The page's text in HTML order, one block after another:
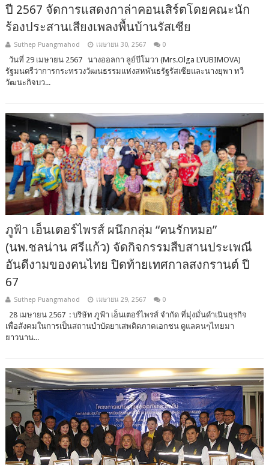
ปี 2567 จัดการแสดงกาล่าคอนเสิร์ตโดยคณะนัก
ร้องประสานเสียงเพลงพื้นบ้านรัสเซีย
Suthep Puangmahod เมษายน 30, 2567 0
วันที่ 29 เมษายน 2567 นางออลกา ลูย์บีโมวา (Mrs.Olga LYUBIMOVA)
รัฐมนตรีว่าการกระทรวงวัฒนธรรมแห่งสหพันธรัฐรัสเซียและนางยุพา ทวี
วัฒนะกิจบว...
ภูฟ้า เอ็นเตอร์ไพรส์ ผนึกกลุ่ม “คนรักหมอ”
(นพ.ชลน่าน ศรีแก้ว) จัดกิจกรรมสืบสานประเพณี
อันดีงามของคนไทย ปิดท้ายเทศกาลสงกรานต์ ปี
67​​
Suthep Puangmahod เมษายน 29, 2567 0
28 เมษายน 2567 : บริษัท ภูฟ้า เอ็นเตอร์ไพรส์ จำกัด ที่มุ่งมั่นดำเนินธุรกิจ
เพื่อสังคมในการเป็นสถานบำบัดยาเสพติดภาคเอกชน ดูแลคนๆไทยมา
ยาวนาน...